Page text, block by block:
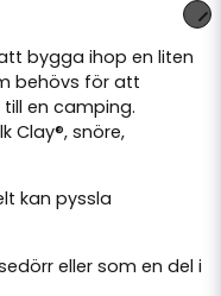
bygga ihop en liten
behövs för att
en camping.
Clay®, snöre,
kan pyssla
eller som en del i